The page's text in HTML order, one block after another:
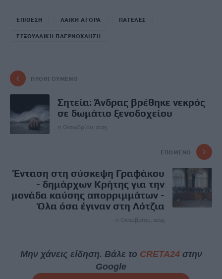
ΕΠΙΘΕΣΗ ΛΑΙΚΗ ΑΓΟΡΑ ΠΑΤΕΛΕΣ
ΣΕΞΟΥΑΛΙΚΗ ΠΑΕΡΝΟΧΛΗΣΗ
ΠΡΟΗΓΟΎΜΕΝΟ
Σητεία: Άνδρας βρέθηκε νεκρός
σε δωμάτιο ξενοδοχείου
11 Οκτωβρίου, 2025
ΕΠΌΜΕΝΟ
Ένταση στη σύσκεψη Γραφάκου
- δημάρχων Κρήτης για την
μονάδα καύσης απορριμμάτων -
Όλα όσα έγιναν στη Λότζια
11 Οκτωβρίου, 2025
Μην χάνεις είδηση. Βάλε το CRETA24στην
Google